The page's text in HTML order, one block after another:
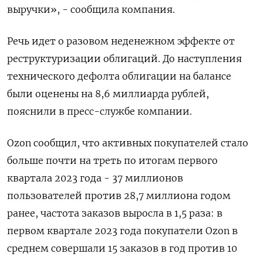
выручки», - сообщила компания.
Речь идет о разовом неденежном эффекте от
реструктуризации облигаций. До наступления
технического дефолта облигации на балансе
были оценены на 8,6 миллиарда рублей,
пояснили в пресс-службе компании.
Ozon сообщил, что активных покупателей стало
больше почти на треть по итогам первого
квартала 2023 года - 37 миллионов
пользователей против 28,7 миллиона годом
ранее, частота заказов выросла в 1,5 раза: в
первом квартале 2023 года покупатели Ozon в
среднем совершали 15 заказов в год против 10